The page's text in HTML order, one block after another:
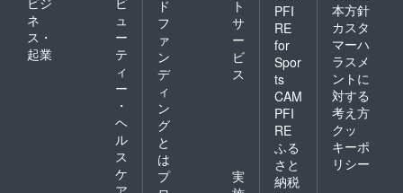
ネ
ス・
起業
ュ
ー
テ
ィ
ー
・
ヘ
ル
ス
ケ
ド
フ
ァ
ン
デ
ィ
ン
グ
と
は
ト
サ
ー
ビ
ス
プ
実
PFI
RE
for
Spor
ts
CAM
PFI
RE
ふる
さと
納税
本方針
カスタ
マーハ
ラスメ
ントに
対する
考え方
クッ
キーポ
リシー